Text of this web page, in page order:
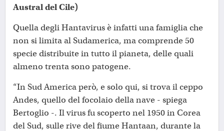
Austral del Cile)
Quella degli Hantavirus è infatti una famiglia che
non si limita al Sudamerica, ma comprende 50
specie distribuite in tutto il pianeta, delle quali
almeno trenta sono patogene.
“In Sud America però, e solo qui, si trova il ceppo
Andes, quello del focolaio della nave - spiega
Bertoglio -. Il virus fu scoperto nel 1950 in Corea
del Sud, sulle rive del fiume Hantaan, durante la